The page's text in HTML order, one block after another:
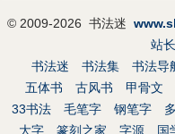
© 2009-2026 书法迷
站长
书法迷
书法集 书法导
五体书
古风书 甲骨文
33书法
毛笔字 钢笔字
大字
篆刻之家 字源 国